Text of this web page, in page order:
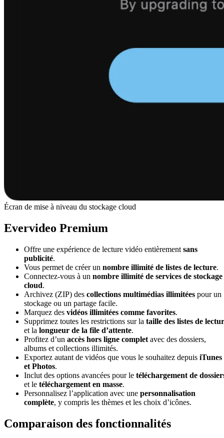
Écran de mise à niveau du stockage cloud
Evervideo Premium
Offre une expérience de lecture vidéo entièrement sans
publicité.
Vous permet de créer un nombre illimité de listes de lecture.
Connectez-vous à un nombre illimité de services de stockage
cloud.
Archivez (ZIP) des collections multimédias illimitées pour un
stockage ou un partage facile.
Marquez des vidéos illimitées comme favorites.
Supprimez toutes les restrictions sur la taille des listes de
et la longueur de la file d’attente.
Profitez d’un accès hors ligne complet avec des dossiers,
albums et collections illimités.
Exportez autant de vidéos que vous le souhaitez depuis iTunes
et Photos.
Inclut des options avancées pour le téléchargement de
et le téléchargement en masse.
Personnalisez l’application avec une personnalisation
complète, y compris les thèmes et les choix d’icônes.
Comparaison des fonctionnalités